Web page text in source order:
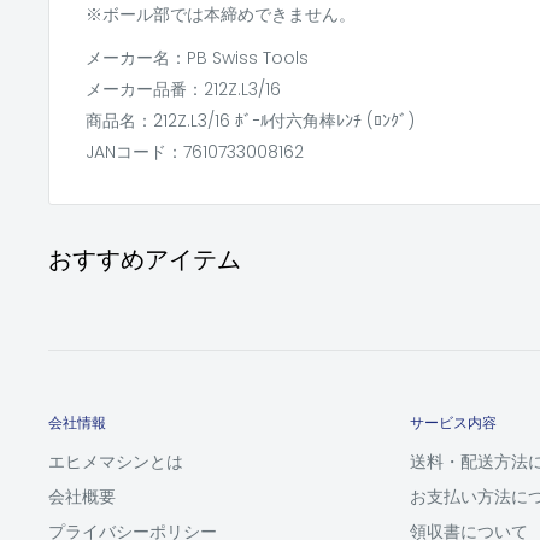
※ボール部では本締めできません。
メーカー名：PB Swiss Tools
メーカー品番：212Z.L3/16
商品名：212Z.L3/16 ﾎﾞｰﾙ付六角棒ﾚﾝﾁ (ﾛﾝｸﾞ)
JANコード：7610733008162
おすすめアイテム
会社情報
エヒメマシンとは
会社概要
プライバシーポリシー
サービス内容
送料・配送方法
お支払い方法に
領収書について